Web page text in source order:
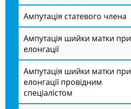
Ампутація статевого члена
Ампутація шийки матки при
елонгації
Ампутація шийки матки при
елонгації провідним
спеціалістом